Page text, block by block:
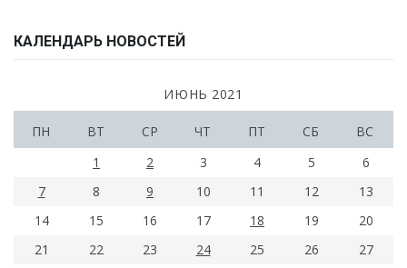
КАЛЕНДАРЬ НОВОСТЕЙ
ИЮНЬ 2021
ПН ВТ СР ЧТ ПТ СБ
ВС
1
2 3 4 5
6
7
8 9 10 11 12
13
14
15 16 17 18 19
20
21
22 23 24 25 26
27